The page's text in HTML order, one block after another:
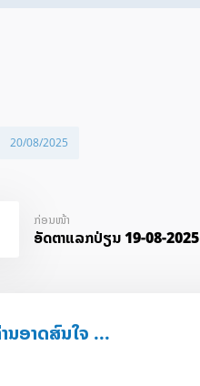
20/08/2025
ກ່ອນໜ້າ
ອັດ​ຕາ​ແລກ​ປ່ຽນ 19-08-2025
ນອາດສົນໃຈ ...